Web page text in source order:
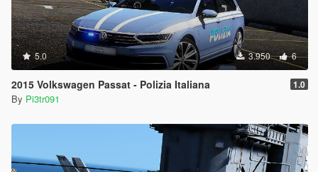
5.0 3.950 6
2015 Volkswagen Passat - Polizia Italiana 1.0
By Pi3tr091